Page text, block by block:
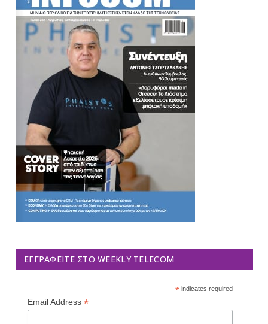
ΕΓΓΡΑΦΕΊΤΕ ΣΤΟ WEEKLY TELECOM
*indicates required
Email Address *